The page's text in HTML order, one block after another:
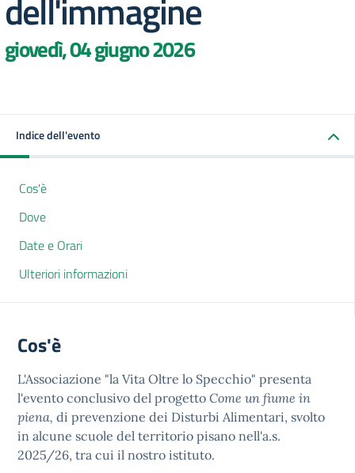
dell'immagine
giovedì, 04 giugno 2026
Indice dell'evento
Cos'è
Dove
Date e Orari
Ulteriori informazioni
Cos'è
L'Associazione "la Vita Oltre lo Specchio" presenta
l'evento conclusivo del progetto Come un fiume in
piena, di prevenzione dei Disturbi Alimentari, svolto
in alcune scuole del territorio pisano nell'a.s.
2025/26, tra cui il nostro istituto.